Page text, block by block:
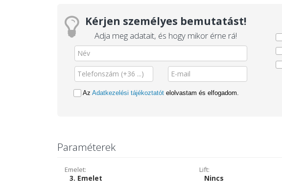
Kérjen személyes bemutatást!
Adja meg adatait, és hogy mikor érne rá!
Az Adatkezelési tájékoztatót elolvastam és elfogadom.
Paraméterek
Emelet:
3. Emelet
Lift:
Nincs